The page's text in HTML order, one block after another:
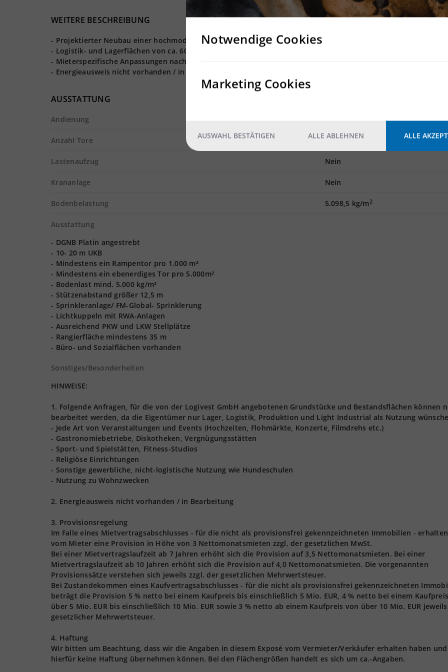
WEITERE BESCHREIBUNG
- Projektierter Neubau einer hochmodernen Lager- und Logistikhalle.
- Logistik- und Lagerflächen von ca. 60.000 m² realisierbar/ teilbar ab ca. 10.000m²
- Mieterspezifische Anpassungen nach Absprache möglich
- Energieausweis nicht vorhanden / in Bearbeitung
AUSSTATTUNG
Andienung
Anzahl Tore Mindestens ein Rampentor pro
Lastenaufzug Nein
Krananlage Nein
Bodenbelastung 5.098,5 kg/m2
Ausstattung
- DGNB Platin angestrebt
- 10- 20 m UKB
- Mindestens ein Rampentor pro 1.000 m²
- Mindestens ein ebenerdiges Tor pro 5.000m²
- Bodenlast mind. 5.000 kg/m²
- Stützenabstand größer 12,5 m
- Sprinkleranlage/ FM-Global- Sprinklerung
- Lichtkuppeln mit RWA-Anlagen
- Ausreichend PKW und LKW Stellplätze
- Rangierfläche mindestens 35 m
- Büro- und Sozialflächen vorhanden
Sonstiges/Besonderheiten
HINWEISE:
1. Folgende Anfragen, für die von der Logivest GmbH angebotenen Grundstücke und Bestandsflächen können
bearbeitet werden, da die Eigentümer nur Lager, Logistik, Produktion und Light Industrial als Nutzung
- Jede Art von Veranstaltungen und Events (Hochzeiten, Flohmärkte, Konzerte, Filmdrehs etc.)
- Gastronomiebetriebe, Diskotheken, Vergnügungsstätten
- Sport- und Spielstätten, Fitness-Studios
- Religiöse Einrichtungen
- Sonstige gewerbliche, nicht-logistische Nutzung wie Hundeschulen
- Nutzung zu Wohnzwecken
2. Energieausweis nicht vorhanden / in Bearbeitung
3. Provisionsregelung
Im Falle eines Mietvertragsabschlusses - für die nicht als provisionsfrei gekennzeichneten Immobilien -
vom Mieter eine Provision in Höhe von 3 Nettomonatsmieten zzgl. der gesetzlichen MwSt.
Bei einer Mietvertragslaufzeit ab 7 Jahren erhöht sich die Provision auf 3,5 Nettomonatsmieten. Bei einer
Mietvertragslaufzeit ab 10 Jahren erhöht sich die Provision auf 4,0 Nettomonatsmieten. Die vorgenannten
Provisionssätze verstehen sich jeweils zzgl. der gesetzlichen Mehrwertsteuer.
Bei Zustandekommen eines Kaufvertragsabschlusses - für die nicht als provisionsfrei gekennzeichneten
beträgt die Provision 5 % netto bei einem Kaufpreis bis einschließlich 5 Mio. EUR, 4 % netto bei einem
über 5 Mio. EUR bis einschließlich 10 Mio. EUR sowie 3 % netto ab einem Kaufpreis von über 10 Mio. EUR
gesetzlicher Mehrwertsteuer.
4. Haftung
Wir bitten um Beachtung, dass wir die Angaben in diesem Exposé vom Vermieter/Verkäufer erhalten haben und
hierfür keine Haftung übernehmen können. Bei den Flächengrößen handelt es sich um ca.-Angaben.
Notwendige Cookies
Marketing Cookies
AUSWAHL BESTÄTIGEN ALLE ABLEHNEN ALLE